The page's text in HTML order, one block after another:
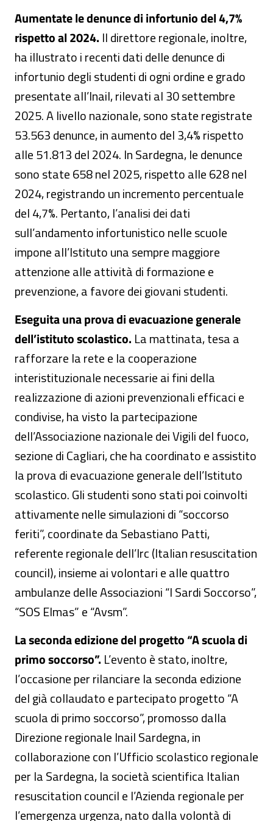
Aumentate le denunce di infortunio del 4,7%
rispetto al 2024. Il direttore regionale, inoltre,
ha illustrato i recenti dati delle denunce di
infortunio degli studenti di ogni ordine e grado
presentate all’Inail, rilevati al 30 settembre
2025. A livello nazionale, sono state registrate
53.563 denunce, in aumento del 3,4% rispetto
alle 51.813 del 2024. In Sardegna, le denunce
sono state 658 nel 2025, rispetto alle 628 nel
2024, registrando un incremento percentuale
del 4,7%. Pertanto, l’analisi dei dati
sull’andamento infortunistico nelle scuole
impone all’Istituto una sempre maggiore
attenzione alle attività di formazione e
prevenzione, a favore dei giovani studenti.
Eseguita una prova di evacuazione generale
dell’istituto scolastico. La mattinata, tesa a
rafforzare la rete e la cooperazione
interistituzionale necessarie ai fini della
realizzazione di azioni prevenzionali efficaci e
condivise, ha visto la partecipazione
dell’Associazione nazionale dei Vigili del fuoco,
sezione di Cagliari, che ha coordinato e assistito
la prova di evacuazione generale dell’Istituto
scolastico. Gli studenti sono stati poi coinvolti
attivamente nelle simulazioni di “soccorso
feriti”, coordinate da Sebastiano Patti,
referente regionale dell’Irc (Italian resuscitation
council), insieme ai volontari e alle quattro
ambulanze delle Associazioni “I Sardi Soccorso”,
“SOS Elmas” e “Avsm”.
La seconda edizione del progetto “A scuola di
primo soccorso”. L’evento è stato, inoltre,
l’occasione per rilanciare la seconda edizione
del già collaudato e partecipato progetto “A
scuola di primo soccorso”, promosso dalla
Direzione regionale Inail Sardegna, in
collaborazione con l’Ufficio scolastico regionale
per la Sardegna, la società scientifica Italian
resuscitation council e l’Azienda regionale per
l’emergenza urgenza, nato dalla volontà di